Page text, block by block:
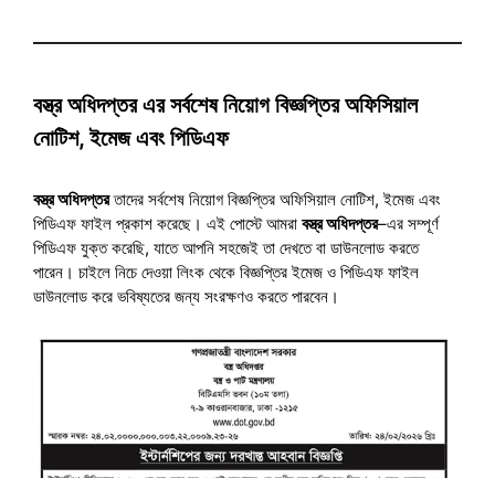
বস্ত্র অধিদপ্তর এর সর্বশেষ নিয়োগ বিজ্ঞপ্তির অফিসিয়াল
নোটিশ, ইমেজ এবং পিডিএফ
বস্ত্র অধিদপ্তরতাদের সর্বশেষ নিয়োগ বিজ্ঞপ্তির অফিসিয়াল নোটিশ, ইমেজ এবং
পিডিএফ ফাইল প্রকাশ করেছে। এই পোস্টে আমরা বস্ত্র অধিদপ্তর–এর সম্পূর্ণ
পিডিএফ যুক্ত করেছি, যাতে আপনি সহজেই তা দেখতে বা ডাউনলোড করতে
পারেন। চাইলে নিচে দেওয়া লিংক থেকে বিজ্ঞপ্তির ইমেজ ও পিডিএফ ফাইল
ডাউনলোড করে ভবিষ্যতের জন্য সংরক্ষণও করতে পারবেন।